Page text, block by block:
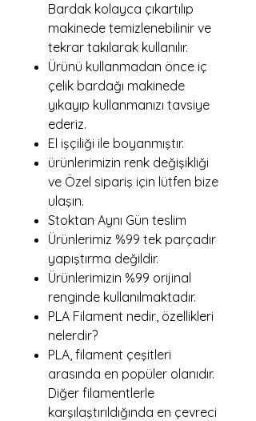
Bardak kolayca çıkartılıp
makinede temizlenebilinir ve
tekrar takılarak kullanılır.
Ürünü kullanmadan önce iç
çelik bardağı makinede
yıkayıp kullanmanızı tavsiye
ederiz.
El işçiliği ile boyanmıştır.
ürünlerimizin renk değişikliği
ve Özel sipariş için lütfen bize
ulaşın.
Stoktan Aynı Gün teslim
Ürünlerimiz %99 tek parçadır
yapıştırma değildir.
Ürünlerimizin %99 orijinal
renginde kullanılmaktadır.
PLA Filament nedir, özellikleri
nelerdir?
PLA, filament çeşitleri
arasında en popüler olanıdır.
Diğer filamentlerle
karşılaştırıldığında en çevreci